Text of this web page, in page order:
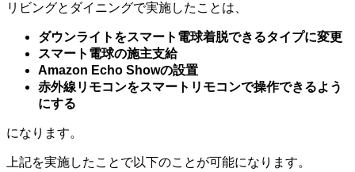
リビングとダイニングで実施したことは、
ダウンライトをスマート電球着脱できるタイプに変更
スマート電球の施主支給
Amazon Echo Showの設置
赤外線リモコンをスマートリモコンで操作できるよう
にする
になります。
上記を実施したことで以下のことが可能になります。